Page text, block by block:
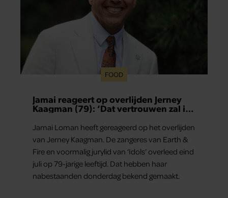
FOOD
Jamai reageert op overlijden Jerney
Kaagman (79): ‘Dat vertrouwen zal ik
Jamai Loman heeft gereageerd op het overlijden
van Jerney Kaagman. De zangeres van Earth &
Fire en voormalig jurylid van ‘Idols’ overleed eind
juli op 79-jarige leeftijd. Dat hebben haar
nabestaanden donderdag bekend gemaakt.